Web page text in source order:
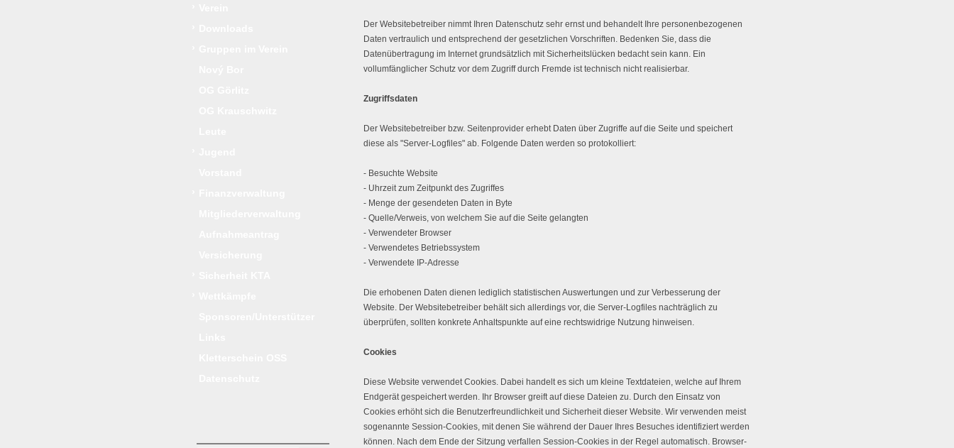
Der Websitebetreiber nimmt Ihren Datenschutz sehr ernst und behandelt Ihre personenbezogenen
Daten vertraulich und entsprechend der gesetzlichen Vorschriften. Bedenken Sie, dass die
Datenübertragung im Internet grundsätzlich mit Sicherheitslücken bedacht sein kann. Ein
vollumfänglicher Schutz vor dem Zugriff durch Fremde ist technisch nicht realisierbar.
Zugriffsdaten
Der Websitebetreiber bzw. Seitenprovider erhebt Daten über Zugriffe auf die Seite und speichert
diese als "Server-Logfiles" ab. Folgende Daten werden so protokolliert:
- Besuchte Website
- Uhrzeit zum Zeitpunkt des Zugriffes
- Menge der gesendeten Daten in Byte
- Quelle/Verweis, von welchem Sie auf die Seite gelangten
- Verwendeter Browser
- Verwendetes Betriebssystem
- Verwendete IP-Adresse
Die erhobenen Daten dienen lediglich statistischen Auswertungen und zur Verbesserung der
Website. Der Websitebetreiber behält sich allerdings vor, die Server-Logfiles nachträglich zu
überprüfen, sollten konkrete Anhaltspunkte auf eine rechtswidrige Nutzung hinweisen.
Cookies
Diese Website verwendet Cookies. Dabei handelt es sich um kleine Textdateien, welche auf Ihrem
Endgerät gespeichert werden. Ihr Browser greift auf diese Dateien zu. Durch den Einsatz von
Cookies erhöht sich die Benutzerfreundlichkeit und Sicherheit dieser Website. Wir verwenden meist
sogenannte Session-Cookies, mit denen Sie während der Dauer Ihres Besuches identifiziert werden
können. Nach dem Ende der Sitzung verfallen Session-Cookies in der Regel automatisch. Browser-